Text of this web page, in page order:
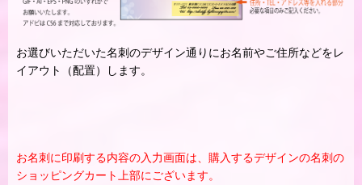
お選びいただいた名刺のデザイン通りにお名前やご住所などをレ
イアウト（配置）します。
お名刺に印刷する内容の入力画面は、購入するデザインの名刺の
ショッピングカート上部にございます。